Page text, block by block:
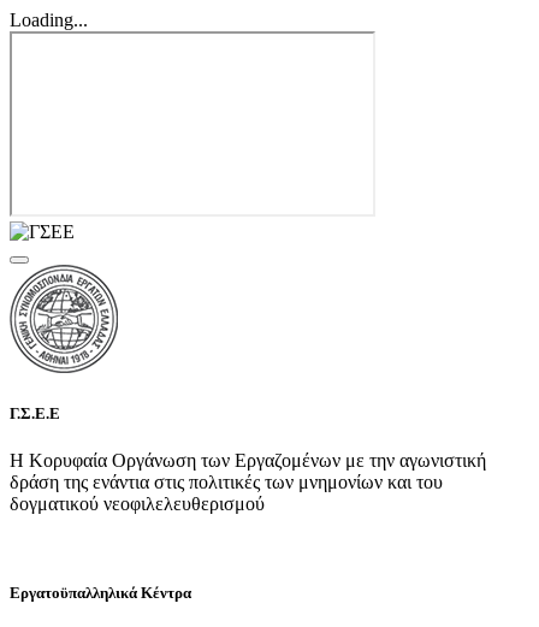
Loading...
Γ.Σ.Ε.Ε
Η Κορυφαία Οργάνωση των Εργαζομένων με την αγωνιστική
δράση της ενάντια στις πολιτικές των μνημονίων και του
δογματικού νεοφιλελευθερισμού
Εργατοϋπαλληλικά Κέντρα